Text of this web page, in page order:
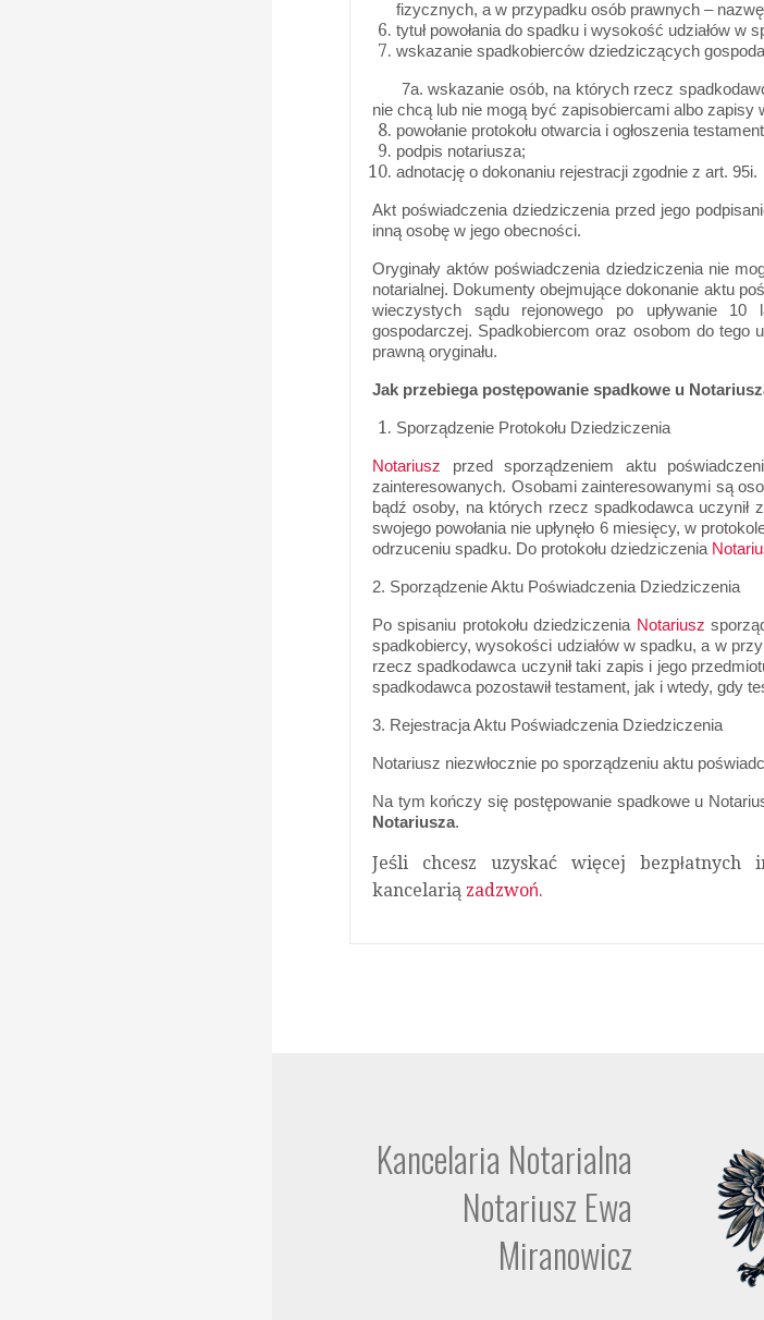
fizycznych, a w przypadku osób prawnych –
tytuł powołania do spadku i wysokość udziałów
wskazanie spadkobierców dziedziczących
7a. wskazanie osób, na których rzecz
nie chcą lub nie mogą być zapisobiercami albo zapisy
powołanie protokołu otwarcia i ogłoszenia
podpis notariusza;
adnotację o dokonaniu rejestracji zgodnie z art. 95i.
Akt poświadczenia dziedziczenia przed jego
inną osobę w jego obecności.
Oryginały aktów poświadczenia dziedziczenia nie
notarialnej. Dokumenty obejmujące dokonanie aktu
wieczystych sądu rejonowego po upływanie
gospodarczej. Spadkobiercom oraz osobom do tego
prawną oryginału.
Jak przebiega postępowanie spadkowe u
Sporządzenie Protokołu Dziedziczenia
Notariusz przed sporządzeniem aktu
zainteresowanych. Osobami zainteresowanymi są
bądź osoby, na których rzecz spadkodawca
swojego powołania nie upłynęło 6 miesięcy, w
odrzuceniu spadku. Do protokołu dziedziczenia
2. Sporządzenie Aktu Poświadczenia Dziedziczenia
Po spisaniu protokołu dziedziczenia Notariusz
spadkobiercy, wysokości udziałów w spadku, a w
rzecz spadkodawca uczynił taki zapis i jego
spadkodawca pozostawił testament, jak i wtedy, gdy
3. Rejestracja Aktu Poświadczenia Dziedziczenia
Notariusz niezwłocznie po sporządzeniu aktu
Na tym kończy się postępowanie spadkowe u
Notariusza.
Jeśli chcesz uzyskać więcej
kancelarią zadzwoń.
Kancelaria Notarialna
Notariusz Ewa
Miranowicz